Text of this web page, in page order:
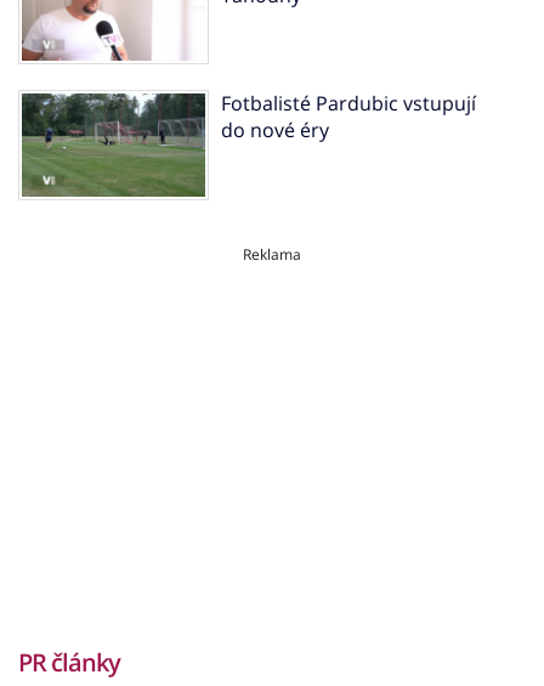
Fotbalisté Pardubic vstupují
do nové éry
Reklama
PR články